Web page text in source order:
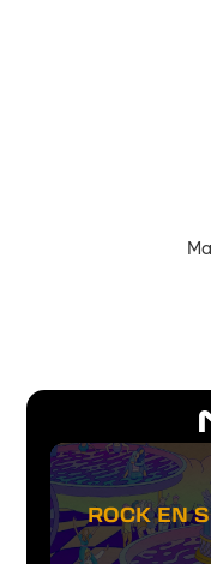
ROCK EN